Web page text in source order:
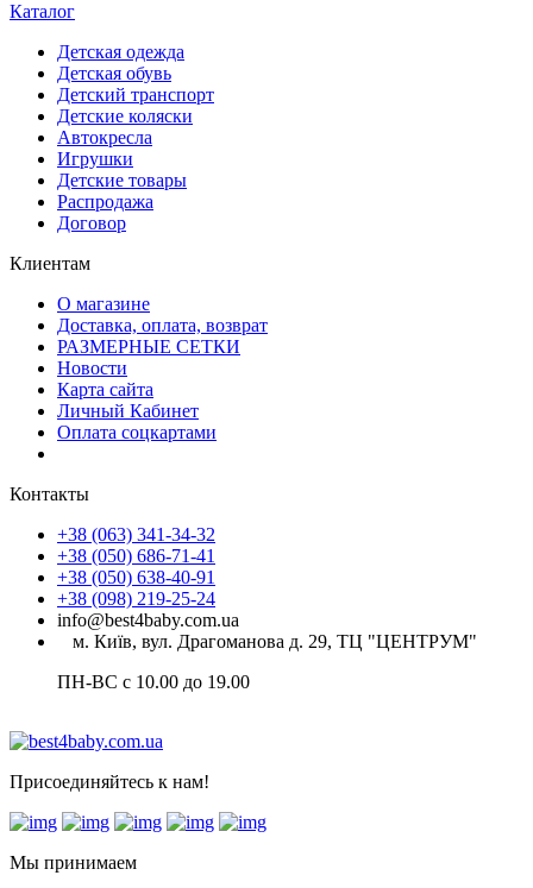
Каталог
Детская одежда
Детская обувь
Детский транспорт
Детские коляски
Автокресла
Игрушки
Детские товары
Распродажа
Договор
Клиентам
О магазине
Доставка, оплата, возврат
РАЗМЕРНЫЕ СЕТКИ
Новости
Карта сайта
Личный Кабинет
Оплата соцкартами
Контакты
+38 (063) 341-34-32
+38 (050) 686-71-41
+38 (050) 638-40-91
+38 (098) 219-25-24
info@best4baby.com.ua
м. Київ, вул. Драгоманова д. 29, ТЦ "ЦЕНТРУМ"
ПН-ВС с 10.00 до 19.00
Присоединяйтесь к нам!
Мы принимаем